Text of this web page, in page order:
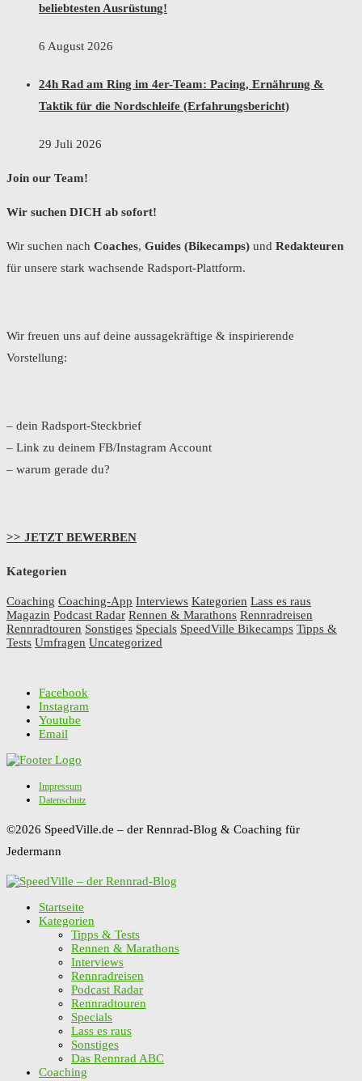
beliebtesten Ausrüstung!
6 August 2026
24h Rad am Ring im 4er-Team: Pacing, Ernährung &
Taktik für die Nordschleife (Erfahrungsbericht)
29 Juli 2026
Join our Team!
Wir suchen DICH ab sofort!
Wir suchen nach Coaches, Guides (Bikecamps) und Redakteuren
für unsere stark wachsende Radsport-Plattform.
Wir freuen uns auf deine aussagekräftige & inspirierende
Vorstellung:
– dein Radsport-Steckbrief
– Link zu deinem FB/Instagram Account
– warum gerade du?
>> JETZT BEWERBEN
Kategorien
Coaching Coaching-App Interviews Kategorien Lass es raus
Magazin Podcast Radar Rennen & Marathons Rennradreisen
Rennradtouren Sonstiges Specials SpeedVille Bikecamps Tipps &
Tests Umfragen Uncategorized
Facebook
Instagram
Youtube
Email
Impressum
Datenschutz
©2026 SpeedVille.de – der Rennrad-Blog & Coaching für
Jedermann
Startseite
Kategorien
Tipps & Tests
Rennen & Marathons
Interviews
Rennradreisen
Podcast Radar
Rennradtouren
Specials
Lass es raus
Sonstiges
Das Rennrad ABC
Coaching